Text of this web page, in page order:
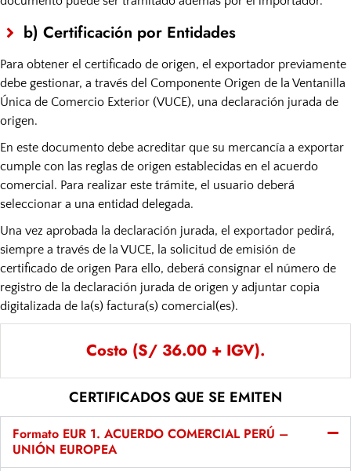
b) Certificación por Entidades
Para obtener el certificado de origen, el exportador previamente
debe gestionar, a través del Componente Origen de la Ventanilla
Única de Comercio Exterior (VUCE), una declaración jurada de
origen.
En este documento debe acreditar que su mercancía a exportar
cumple con las reglas de origen establecidas en el acuerdo
comercial. Para realizar este trámite, el usuario deberá
seleccionar a una entidad delegada.
Una vez aprobada la declaración jurada, el exportador pedirá,
siempre a través de la VUCE, la solicitud de emisión de
certificado de origen Para ello, deberá consignar el número de
registro de la declaración jurada de origen y adjuntar copia
digitalizada de la(s) factura(s) comercial(es).
Costo (S/ 36.00 + IGV).
CERTIFICADOS QUE SE EMITEN
Formato EUR 1. ACUERDO COMERCIAL PERÚ –
UNIÓN EUROPEA